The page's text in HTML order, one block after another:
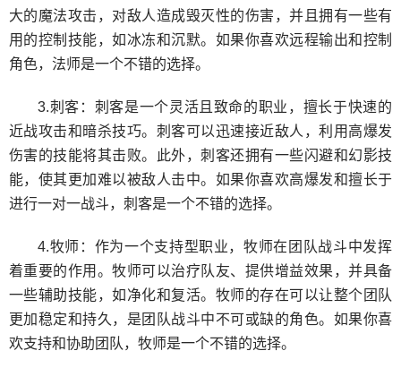
大的魔法攻击，对敌人造成毁灭性的伤害，并且拥有一些有
用的控制技能，如冰冻和沉默。如果你喜欢远程输出和控制
角色，法师是一个不错的选择。
3.刺客：刺客是一个灵活且致命的职业，擅长于快速的
近战攻击和暗杀技巧。刺客可以迅速接近敌人，利用高爆发
伤害的技能将其击败。此外，刺客还拥有一些闪避和幻影技
能，使其更加难以被敌人击中。如果你喜欢高爆发和擅长于
进行一对一战斗，刺客是一个不错的选择。
4.牧师：作为一个支持型职业，牧师在团队战斗中发挥
着重要的作用。牧师可以治疗队友、提供增益效果，并具备
一些辅助技能，如净化和复活。牧师的存在可以让整个团队
更加稳定和持久，是团队战斗中不可或缺的角色。如果你喜
欢支持和协助团队，牧师是一个不错的选择。